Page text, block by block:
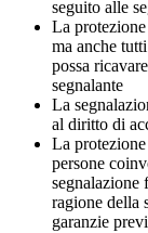
seguito alle
La
ma anche
possa
segnalante
La
al diritto di
La protezione
persone
segnalazione
ragione della
garanzie